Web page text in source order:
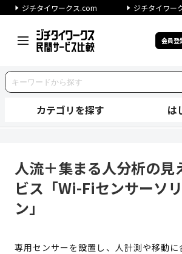
ジチタイワークス.com ジチタイワー
会員登
カテゴリを探す は
人流＋集まる人分析の見
ビス「Wi-Fiセンサーソ
ン」
専用センサーを設置し、人計測や移動に